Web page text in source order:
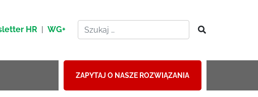
HR | WG+
ZAPYTAJ O NASZE ROZWIĄZANIA